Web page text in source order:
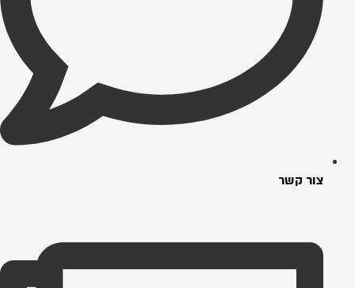
צור קשר